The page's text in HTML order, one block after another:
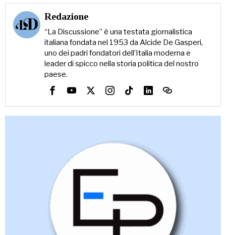
Redazione
“La Discussione” è una testata giornalistica
italiana fondata nel 1953 da Alcide De Gasperi,
uno dei padri fondatori dell’Italia moderna e
leader di spicco nella storia politica del nostro
paese.